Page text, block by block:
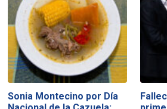
Sonia Montecino por Día